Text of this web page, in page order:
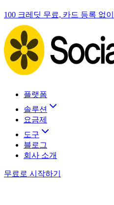
100 크레딧 무료, 카드 등록 없이
플랫폼
솔루션
요금제
도구
블로그
회사 소개
무료로 시작하기